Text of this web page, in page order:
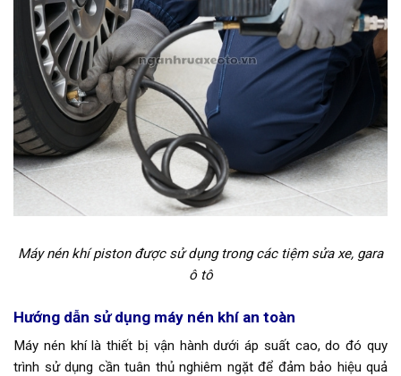
Máy nén khí piston được sử dụng trong các tiệm sửa xe, gara
ô tô
Hướng dẫn sử dụng máy nén khí an toàn
Máy nén khí là thiết bị vận hành dưới áp suất cao, do đó quy
trình sử dụng cần tuân thủ nghiêm ngặt để đảm bảo hiệu quả